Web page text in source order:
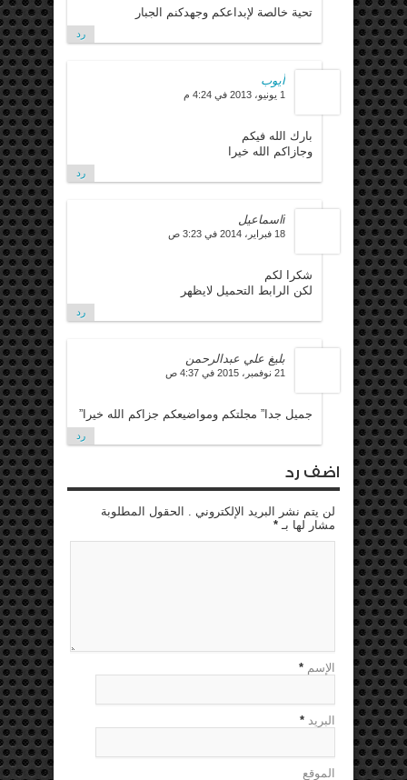
تحية خالصة لإبداعكم وجهدكنم الجبار
رد
أيوب
1 يونيو، 2013 في 4:24 م
بارك الله فيكم
وجازاكم الله خيرا
رد
iاسماعيل
18 فبراير، 2014 في 3:23 ص
شكرا لكم
لكن الرابط التحميل لايظهر
رد
بليغ علي عبدالرحمن
21 نوفمبر، 2015 في 4:37 ص
جميل جدا” مجلتكم ومواضيعكم جزاكم الله خيرا”
رد
اضف رد
لن يتم نشر البريد الإلكتروني . الحقول المطلوبة
مشار لها بـ *
الإسم *
البريد *
الموقع